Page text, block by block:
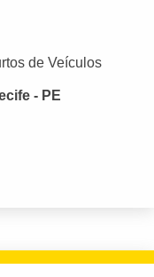
de Veículos
- PE